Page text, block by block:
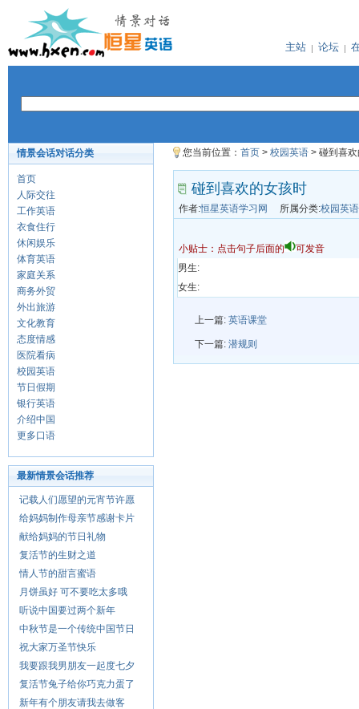
主站 论坛
情景会话对话分类
首页
人际交往
工作英语
衣食住行
休闲娱乐
体育英语
家庭关系
商务外贸
外出旅游
文化教育
态度情感
医院看病
校园英语
节日假期
银行英语
介绍中国
更多口语
最新情景会话推荐
记载人们愿望的元宵节许愿
给妈妈制作母亲节感谢卡片
献给妈妈的节日礼物
复活节的生财之道
情人节的甜言蜜语
月饼虽好 可不要吃太多哦
听说中国要过两个新年
中秋节是一个传统中国节日
祝大家万圣节快乐
我要跟我男朋友一起度七夕
复活节兔子给你巧克力蛋了
新年有个朋友请我去做客
您当前位置： 首页 > 校园英语 > 碰到喜
碰到喜欢的女孩时
作者:恒星英语学习网 所属分类:校园英语
小贴士：点击句子后面的
可发音
男生:
女生:
上一篇: 英语课堂
下一篇: 潜规则